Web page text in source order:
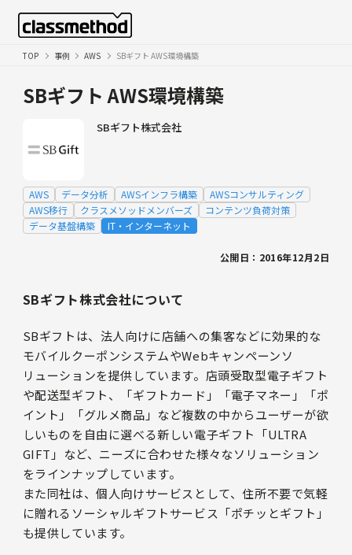
TOP 事例 AWS SBギフト AWS環境構築
SBギフト AWS環境構築
SBギフト株式会社
AWS データ分析 AWSインフラ構築
AWSコンサルティング
AWS移行
クラスメソッドメンバーズ
コンテンツ負荷対策
データ基盤構築
IT・インターネット
公開日：2016年12月2日
SBギフト株式会社について
SBギフトは、法人向けに店舗への集客などに効果的な
モバイルクーポンシステムやWebキャンペーンソ
リューションを提供しています。店頭受取型電子ギフト
や配送型ギフト、「ギフトカード」「電子マネー」「ポ
イント」「グルメ商品」など複数の中からユーザーが欲
しいものを自由に選べる新しい電子ギフト「ULTRA
GIFT」など、ニーズに合わせた様々なソリューション
をラインナップしています。
また同社は、個人向けサービスとして、住所不要で気軽
に贈れるソーシャルギフトサービス「ポチッとギフト」
も提供しています。